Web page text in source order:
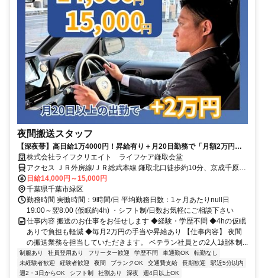
夜間搬送スタッフ
【深夜帯】高日給1万4000円！昇給有り＋月20日勤務で「月額2万円」
を別途支給 ！！
株式会社ライフクリエイト ライフケア鎌取会堂
アクセス ＪＲ外房線/ＪＲ総武本線 鎌取北口徒歩約10分、京成千原線
学園前（千葉県）出入口1徒歩約27分
日給14,000円～15,000円
千葉県千葉市緑区
勤務時間 実働時間：9時間/日 平均勤務日数：1ヶ月あたりnull日
19:00～翌8:00 (仮眠約4h) ・シフト制/日数お気軽にご相談下さい
仕事内容 搬送のお仕事をお任せします ◆経験・学歴不問 ◆4hの仮眠
ありで負担も軽減 ◆毎月2万円の手当や昇給あり 【仕事内容】 夜間
の搬送業務を担当していただきます。 ベテラン社員との2人1組体制...
制服あり 社員登用あり フリーター歓迎 学歴不問 車通勤OK
転勤なし
未経験者歓迎
経験者歓迎 夜間 ブランクOK 交通費支給 長期歓迎
駅近5分以内
週2・3日からOK
シフト制 社割あり 深夜 週4日以上OK